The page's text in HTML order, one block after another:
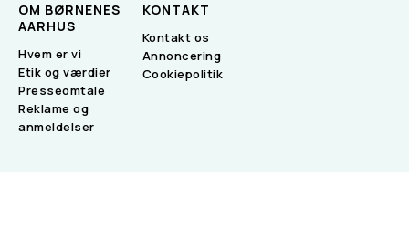
OM BØRNENES
AARHUS
Hvem er vi
Etik og værdier
Presseomtale
Reklame og
anmeldelser
KONTAKT
Kontakt os
Annoncering
Cookiepolitik